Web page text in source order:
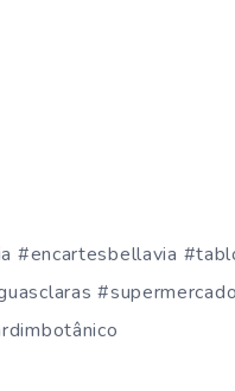
#encartesbellavia